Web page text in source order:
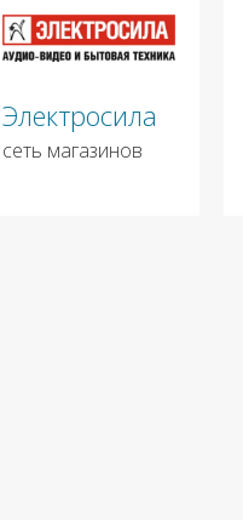
Электросила
сеть магазинов